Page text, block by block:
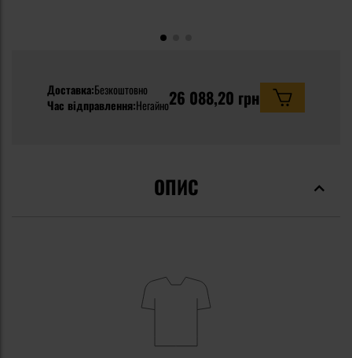
Доставка:Безкоштовно
Час відправлення:Негайно26 088,20 грн
ОПИС